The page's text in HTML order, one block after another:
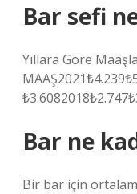
Bar sefi
Yıllara Göre
Bar ne
Bir bar için